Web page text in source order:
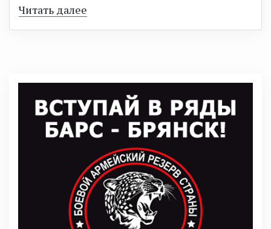
Читать далее